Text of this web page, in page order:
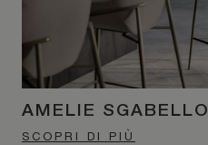
AMELIE SGABELLO
SCOPRI DI PIÙ